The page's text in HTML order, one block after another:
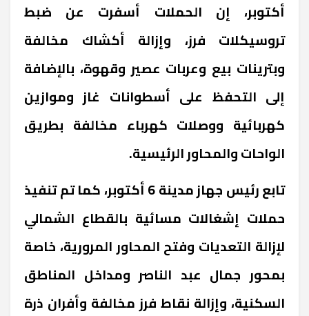
أكتوبر، إن الحملات أسفرت عن ضبط
تروسيكلات فرز، وإزالة أكشاك مخالفة
وبترينات بيع وعربات عصير وقهوة، بالإضافة
إلى التحفظ على أسطوانات غاز وموازين
كهربائية ووصلات كهرباء مخالفة بطريق
الواحات والمحاور الرئيسية.
تابع رئيس جهاز مدينة 6 أكتوبر، كما تم تنفيذ
حملات إشغالات مسائية بالقطاع الشمالي
لإزالة التعديات وفتح المحاور المرورية، خاصة
بمحور جمال عبد الناصر ومداخل المناطق
السكنية، وإزالة نقاط فرز مخالفة وأفران ذرة